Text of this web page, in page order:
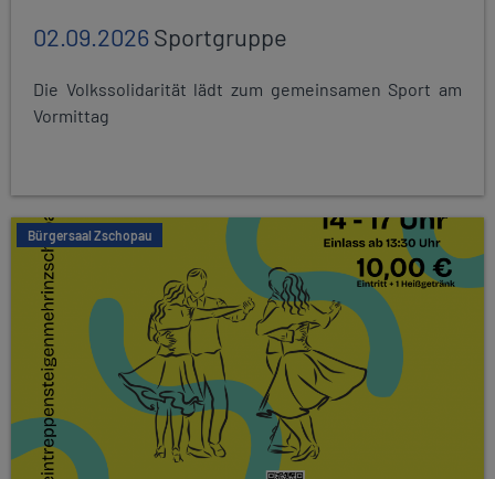
02.09.2026Sportgruppe
Die Volkssolidarität lädt zum gemeinsamen Sport am
Vormittag
Bürgersaal Zschopau